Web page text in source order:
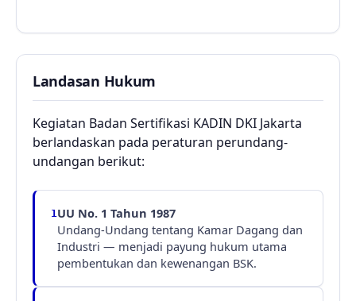
Landasan Hukum
Kegiatan Badan Sertifikasi KADIN DKI Jakarta
berlandaskan pada peraturan perundang-
undangan berikut:
1UU No. 1 Tahun 1987
Undang-Undang tentang Kamar Dagang dan
Industri — menjadi payung hukum utama
pembentukan dan kewenangan BSK.